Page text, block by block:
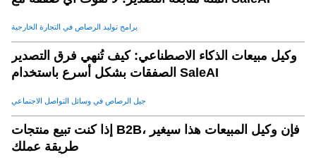
برامج توليد الرصاص في التجارة الخارجية
وكيل مبيعات الذكاء الاصطناعي: كيف تُنهي فرق التصدير
الصفقات بشكل أسرع باستخدام SaleAI
جيل الرصاص في وسائل التواصل الاجتماعي
إذا كنت تبيع منتجات B2B، فإن وكيل المبيعات هذا سيغير
طريقة عملك